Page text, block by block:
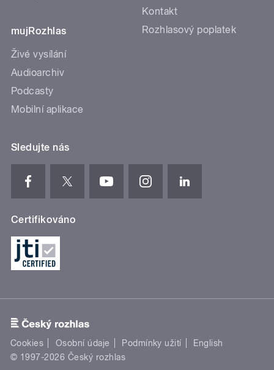
mujRozhlas
Živé vysílání
Audioarchiv
Podcasty
Mobilní aplikace
Kontakt
Rozhlasový poplatek
Sledujte nás
Certifikováno
Cookies Osobní údaje Podmínky užití
English
© 1997-2026 Český rozhlas